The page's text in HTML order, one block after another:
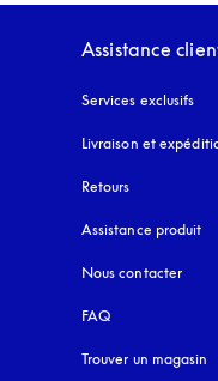
Assistance
Services exclusifs
Livraison et
Retours
Assistance produit
Nous contacter
FAQ
Trouver un magasin